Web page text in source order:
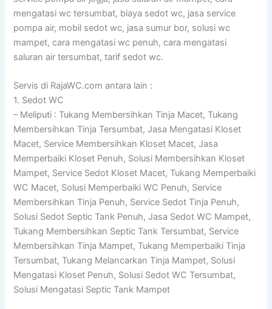
mengatasi wc tersumbat, biaya sedot wc, jasa service
pompa air, mobil sedot wc, jasa sumur bor, solusi wc
mampet, cara mengatasi wc penuh, cara mengatasi
saluran air tersumbat, tarif sedot wc.
Servis di RajaWC.com antara lain :
1. Sedot WC
– Meliputi : Tukang Membersihkan Tinja Macet, Tukang
Membersihkan Tinja Tersumbat, Jasa Mengatasi Kloset
Macet, Service Membersihkan Kloset Macet, Jasa
Memperbaiki Kloset Penuh, Solusi Membersihkan Kloset
Mampet, Service Sedot Kloset Macet, Tukang Memperbaiki
WC Macet, Solusi Memperbaiki WC Penuh, Service
Membersihkan Tinja Penuh, Service Sedot Tinja Penuh,
Solusi Sedot Septic Tank Penuh, Jasa Sedot WC Mampet,
Tukang Membersihkan Septic Tank Tersumbat, Service
Membersihkan Tinja Mampet, Tukang Memperbaiki Tinja
Tersumbat, Tukang Melancarkan Tinja Mampet, Solusi
Mengatasi Kloset Penuh, Solusi Sedot WC Tersumbat,
Solusi Mengatasi Septic Tank Mampet